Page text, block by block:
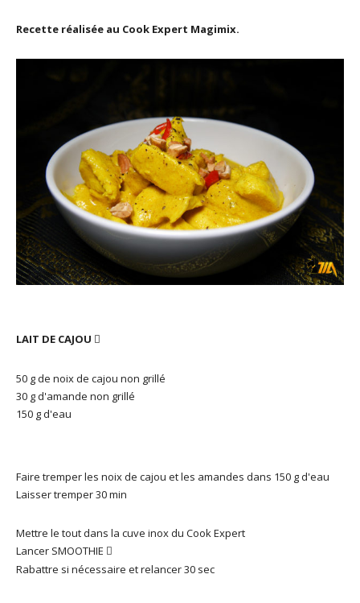
Recette réalisée au Cook Expert Magimix.
LAIT DE CAJOU 
50 g de noix de cajou non grillé
30 g d'amande non grillé
150 g d'eau
Faire tremper les noix de cajou et les amandes dans 150 g d'eau
Laisser tremper 30 min
Mettre le tout dans la cuve inox du Cook Expert
Lancer SMOOTHIE 
Rabattre si nécessaire et relancer 30 sec